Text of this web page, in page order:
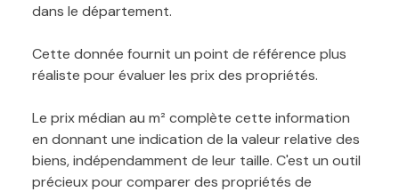
dans le département.
Cette donnée fournit un point de référence plus
réaliste pour évaluer les prix des propriétés.
Le prix médian au m² complète cette information
en donnant une indication de la valeur relative des
biens, indépendamment de leur taille. C'est un outil
précieux pour comparer des propriétés de